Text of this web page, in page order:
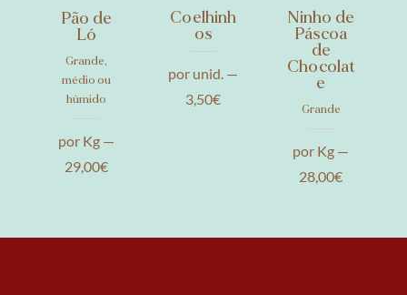
Pão de
Ló
Grande,
médio ou
húmido
por Kg —
29,00€
Coelhinh
os
por unid. —
3,50€
Ninho de
Páscoa
de
Chocolat
e
Grande
por Kg —
28,00€